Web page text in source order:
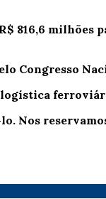
816,6
Congresso
Nos